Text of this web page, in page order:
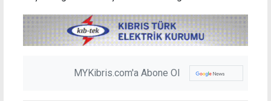
MYKibris.com'a Abone Ol